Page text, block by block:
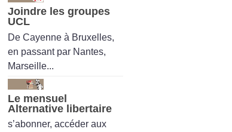
Joindre les groupes
UCL
De Cayenne à Bruxelles,
en passant par Nantes,
Marseille...
Le mensuel
Alternative libertaire
s’abonner, accéder aux